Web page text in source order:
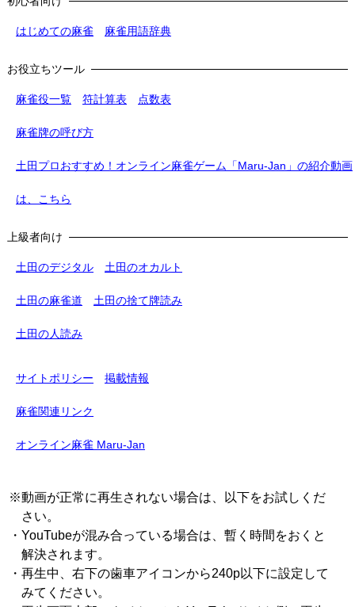
はじめての麻雀 麻雀用語辞典
お役立ちツール
麻雀役一覧 符計算表 点数表
麻雀牌の呼び方
土田プロおすすめ！オンライン麻雀ゲーム「Maru-Jan」の紹介動画
は、こちら
上級者向け
土田のデジタル 土田のオカルト
土田の麻雀道 土田の捨て牌読み
土田の人読み
サイトポリシー 掲載情報
麻雀関連リンク
オンライン麻雀 Maru-Jan
※動画が正常に再生されない場合は、以下をお試しくだ
さい。
・YouTubeが混み合っている場合は、暫く時間をおくと
解決されます。
・再生中、右下の歯車アイコンから240p以下に設定して
みてください。